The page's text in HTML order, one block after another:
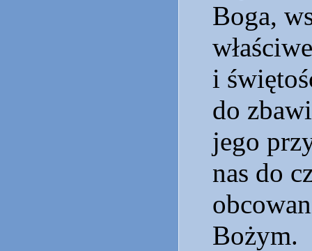
Boga,
i
do
jego
nas do
Bożym.